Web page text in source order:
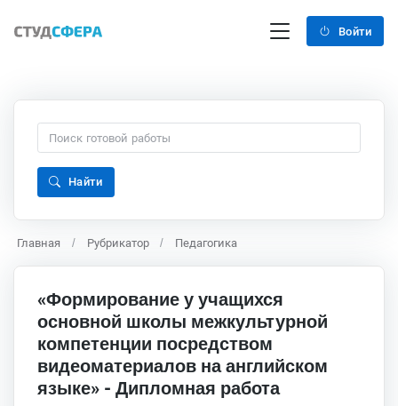
Войти
Найти
Главная Рубрикатор Педагогика
«Формирование у учащихся
основной школы межкультурной
компетенции посредством
видеоматериалов на английском
языке» - Дипломная работа